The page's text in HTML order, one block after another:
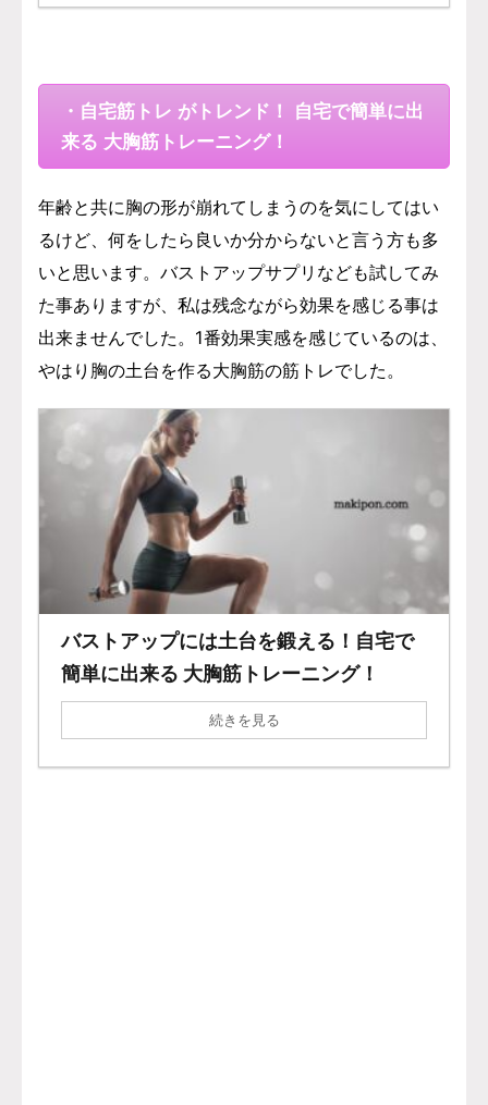
・自宅筋トレ がトレンド！ 自宅で簡単に出
来る 大胸筋トレーニング！
年齢と共に胸の形が崩れてしまうのを気にしてはい
るけど、何をしたら良いか分からないと言う方も多
いと思います。バストアップサプリなども試してみ
た事ありますが、私は残念ながら効果を感じる事は
出来ませんでした。1番効果実感を感じているのは、
やはり胸の土台を作る大胸筋の筋トレでした。
バストアップには土台を鍛える！自宅で
簡単に出来る 大胸筋トレーニング！
続きを見る